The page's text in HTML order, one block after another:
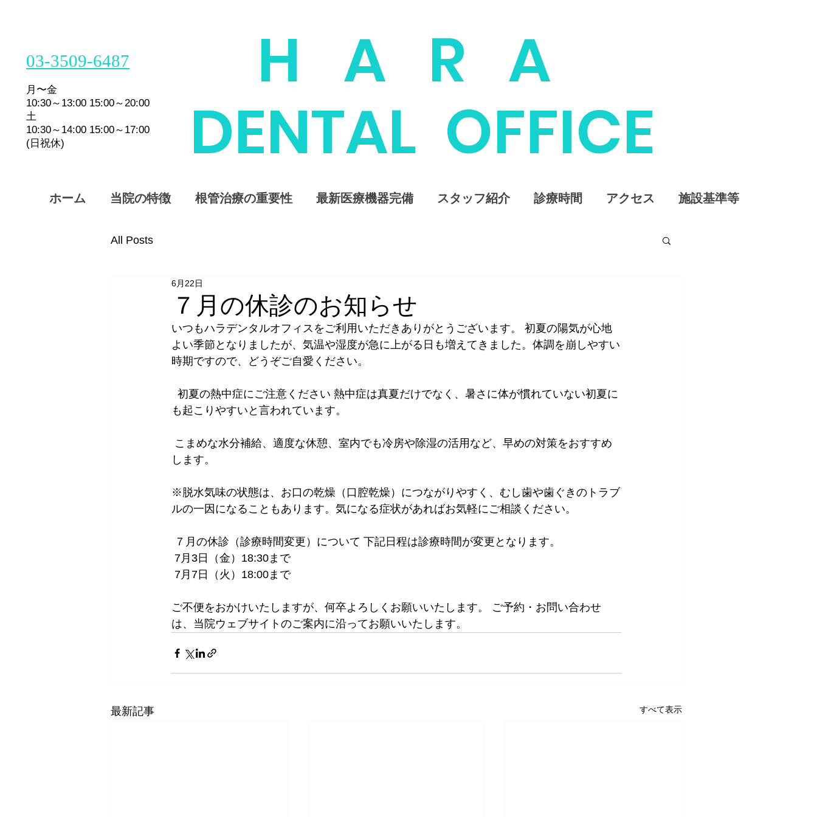
03-3509-6487
月〜金
10:30～13:00 15:00～20:00
土
10:30～14:00 15:00～17:00
(日祝休)
H A R A
​DENTAL OFFICE
ホーム 当院の特徴 根管治療の重要性 最新医療機器完備 スタッフ紹介 診療時間 アクセス 施設基準等
All Posts
７月の休診のお知らせ
6月22日
いつもハラデンタルオフィスをご利用いただきありがとうございます。 初夏の陽気が心地
よい季節となりましたが、気温や湿度が急に上がる日も増えてきました。体調を崩しやすい
時期ですので、どうぞご自愛ください。
も起こりやすいと言われています。
します。
※脱水気味の状態は、お口の乾燥（口腔乾燥）につながりやすく、むし歯や歯ぐきのトラブ
ルの一因になることもあります。気になる症状があればお気軽にご相談ください。
７月の休診（診療時間変更）について 下記日程は診療時間が変更となります。
7月3日（金）18:30まで
7月7日（火）18:00まで
ご不便をおかけいたしますが、何卒よろしくお願いいたします。 ご予約・お問い合わせ
は、当院ウェブサイトのご案内に沿ってお願いいたします。
最新記事 すべて表示